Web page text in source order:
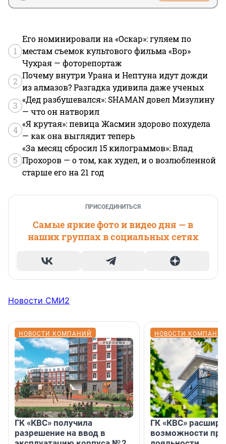
1
Его номинировали на «Оскар»: гуляем по
местам съемок культового фильма «Вор»
Чухрая — фоторепортаж
2
Почему внутри Урана и Нептуна идут дожди
из алмазов? Разгадка удивила даже ученых
3
«Дед разбушевался»: SHAMAN довел Мизулину
— что он натворил
4
«Я крутая»: певица Жасмин здорово похудела
— как она выглядит теперь
5
«За месяц сбросил 15 килограммов»: Влад
Прохоров — о том, как худел, и о возлюбленной
старше его на 21 год
ПРИСОЕДИНИТЬСЯ
Самые яркие фото и видео дня — в
наших группах в социальных сетях
Новости СМИ2
НОВОСТИ КОМПАНИЙ
ГК «КВС» получила
разрешение на ввод в
НОВОСТИ
ГК «КВС»
возможности